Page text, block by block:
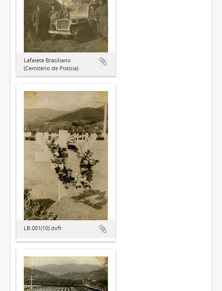
Lafaiete Brasiliano
(Cemitério de Pistoia)
LB.001(10).dvft